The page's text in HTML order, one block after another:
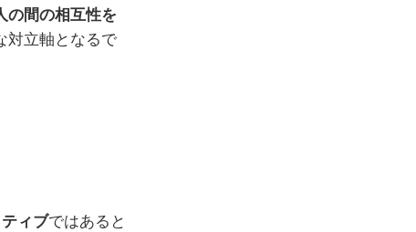
の間の相互性を
対立軸となるで
ィブではあると